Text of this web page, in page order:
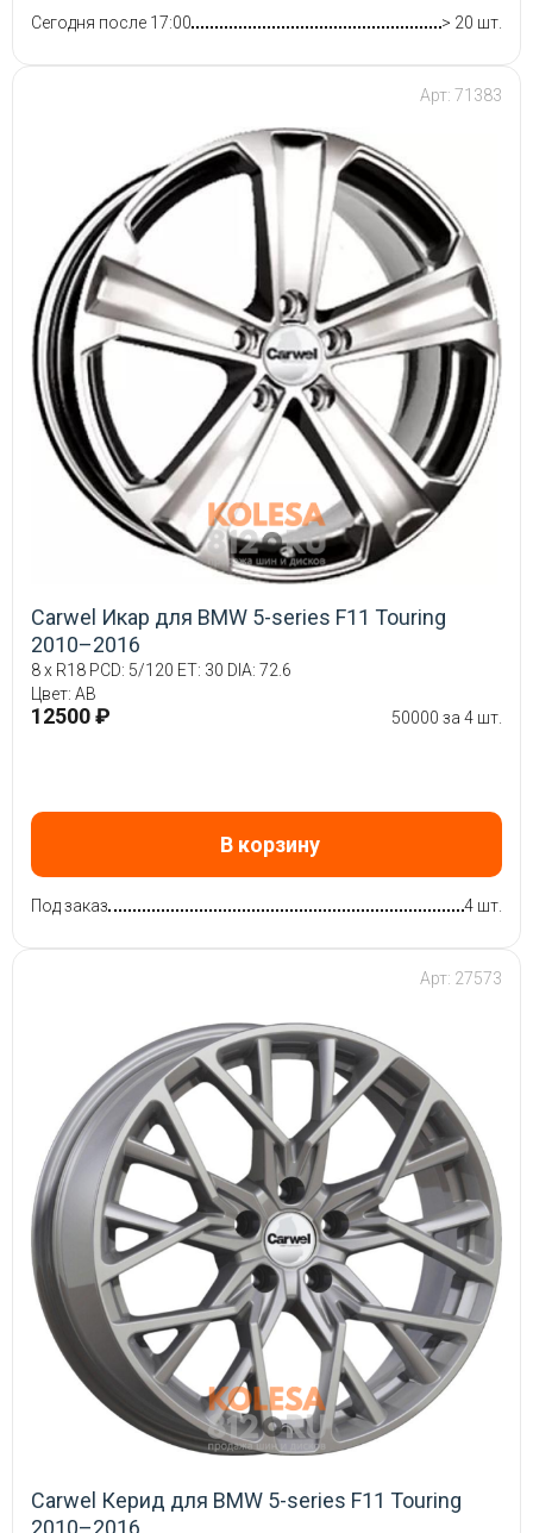
Сегодня после 17:00 > 20 шт.
Арт: 71383
Carwel Икар для BMW 5-series F11 Touring
2010–2016
8 x R18 PCD: 5/120 ET: 30 DIA: 72.6
Цвет: AB
12500 ₽ 50000 за 4 шт.
В корзину
Под заказ 4 шт.
Арт: 27573
Carwel Керид для BMW 5-series F11 Touring